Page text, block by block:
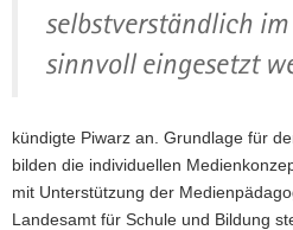
selbstverständlich
sinnvoll eingesetzt
kündigte Piwarz an. Grundlage für
bilden die individuellen
mit Unterstützung der
Landesamt für Schule und Bildung